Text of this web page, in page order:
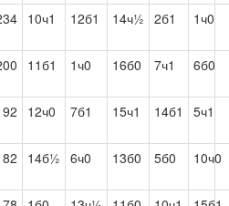
10ч1 12б1 14ч½ 2б1 1ч0
11б1 1ч0 16б0 7ч1 6б0
12ч0 7б1 15ч1 14б1 5ч1
14б½ 6ч0 13б0 5б0 10ч0